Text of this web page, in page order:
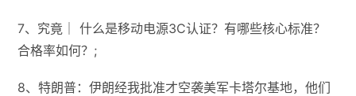
7、究竟｜ 什么是移动电源3C认证？有哪些核心标准？
合格率如何？;
8、特朗普：伊朗经我批准才空袭美军卡塔尔基地，他们